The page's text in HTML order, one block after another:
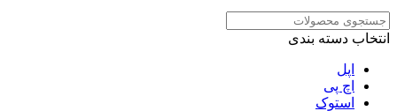
انتخاب دسته بندی
اپل
اچ پی
استوک